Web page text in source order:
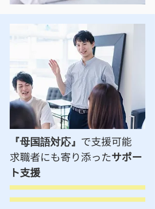
​『母国語対応』 で支援可能
​求職者にも寄り添ったサポー
ト支援